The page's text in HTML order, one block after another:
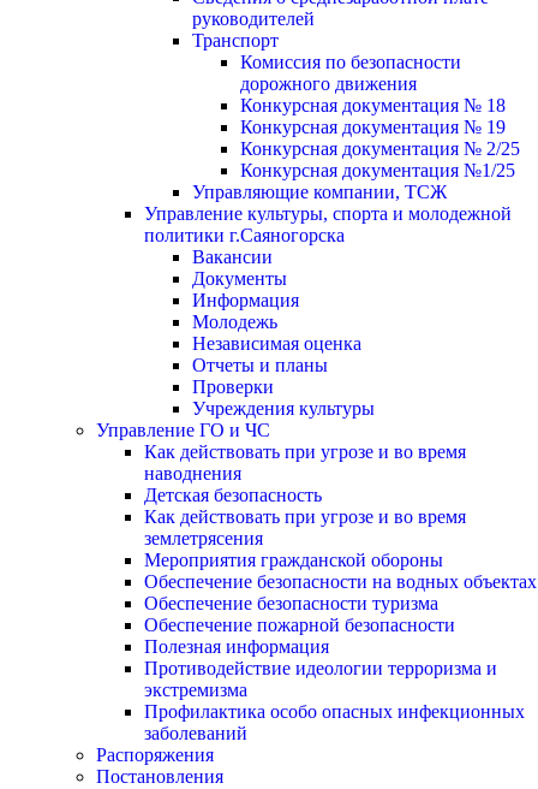
руководителей
Транспорт
Комиссия по безопасности
дорожного движения
Конкурсная документация № 18
Конкурсная документация № 19
Конкурсная документация № 2/25
Конкурсная документация №1/25
Управляющие компании, ТСЖ
Управление культуры, спорта и молодежной
политики г.Саяногорска
Вакансии
Документы
Информация
Молодежь
Независимая оценка
Отчеты и планы
Проверки
Учреждения культуры
Управление ГО и ЧС
Как действовать при угрозе и во время
наводнения
Детская безопасность
Как действовать при угрозе и во время
землетрясения
Мероприятия гражданской обороны
Обеспечение безопасности на водных объектах
Обеспечение безопасности туризма
Обеспечение пожарной безопасности
Полезная информация
Противодействие идеологии терроризма и
экстремизма
Профилактика особо опасных инфекционных
заболеваний
Распоряжения
Постановления